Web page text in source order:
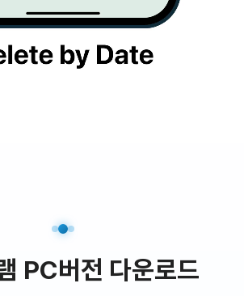
PC버전 다운로드